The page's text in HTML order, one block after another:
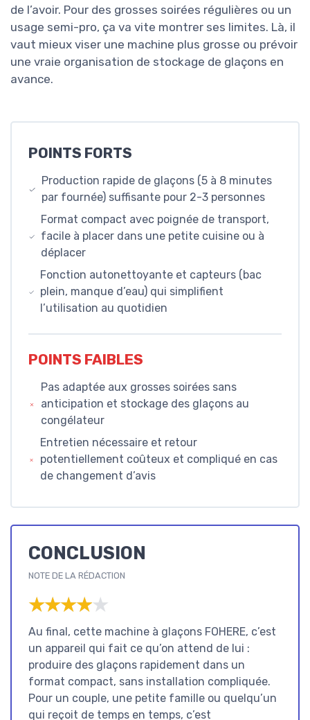
de l’avoir. Pour des grosses soirées régulières ou un
usage semi-pro, ça va vite montrer ses limites. Là, il
vaut mieux viser une machine plus grosse ou prévoir
une vraie organisation de stockage de glaçons en
avance.
POINTS FORTS
Production rapide de glaçons (5 à 8 minutes
par fournée) suffisante pour 2-3 personnes
Format compact avec poignée de transport,
facile à placer dans une petite cuisine ou à
déplacer
Fonction autonettoyante et capteurs (bac
plein, manque d’eau) qui simplifient
l’utilisation au quotidien
POINTS FAIBLES
Pas adaptée aux grosses soirées sans
anticipation et stockage des glaçons au
congélateur
Entretien nécessaire et retour
potentiellement coûteux et compliqué en cas
de changement d’avis
CONCLUSION
NOTE DE LA RÉDACTION
★★★★★
★★★★★
Au final, cette machine à glaçons FOHERE, c’est
un appareil qui fait ce qu’on attend de lui :
produire des glaçons rapidement dans un
format compact, sans installation compliquée.
Pour un couple, une petite famille ou quelqu’un
qui reçoit de temps en temps, c’est